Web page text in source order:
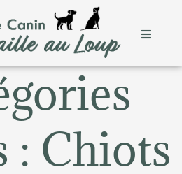
: Chiots